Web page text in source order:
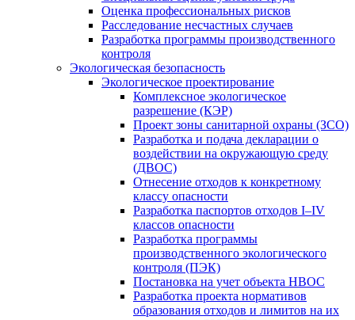
Оценка профессиональных рисков
Расследование несчастных случаев
Разработка программы производственного
контроля
Экологическая безопасность
Экологическое проектирование
Комплексное экологическое
разрешение (КЭР)
Проект зоны санитарной охраны (ЗСО)
Разработка и подача декларации о
воздействии на окружающую среду
(ДВОС)
Отнесение отходов к конкретному
классу опасности
Разработка паспортов отходов I–IV
классов опасности
Разработка программы
производственного экологического
контроля (ПЭК)
Постановка на учет объекта НВОС
Разработка проекта нормативов
образования отходов и лимитов на их